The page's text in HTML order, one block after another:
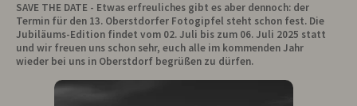
SAVE THE DATE - Etwas erfreuliches gibt es aber dennoch: der
Termin für den 13. Oberstdorfer Fotogipfel steht schon fest. Die
Jubiläums-Edition findet vom 02. Juli bis zum 06. Juli 2025 statt
und wir freuen uns schon sehr, euch alle im kommenden Jahr
wieder bei uns in Oberstdorf begrüßen zu dürfen.